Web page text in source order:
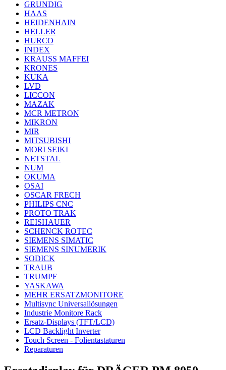
GRUNDIG
HAAS
HEIDENHAIN
HELLER
HURCO
INDEX
KRAUSS MAFFEI
KRONES
KUKA
LVD
LICCON
MAZAK
MCR METRON
MIKRON
MIR
MITSUBISHI
MORI SEIKI
NETSTAL
NUM
OKUMA
OSAI
OSCAR FRECH
PHILIPS CNC
PROTO TRAK
REISHAUER
SCHENCK ROTEC
SIEMENS SIMATIC
SIEMENS SINUMERIK
SODICK
TRAUB
TRUMPF
YASKAWA
MEHR ERSATZMONITORE
Multisync Universallösungen
Industrie Monitore Rack
Ersatz-Displays (TFT/LCD)
LCD Backlight Inverter
Touch Screen - Folientastaturen
Reparaturen